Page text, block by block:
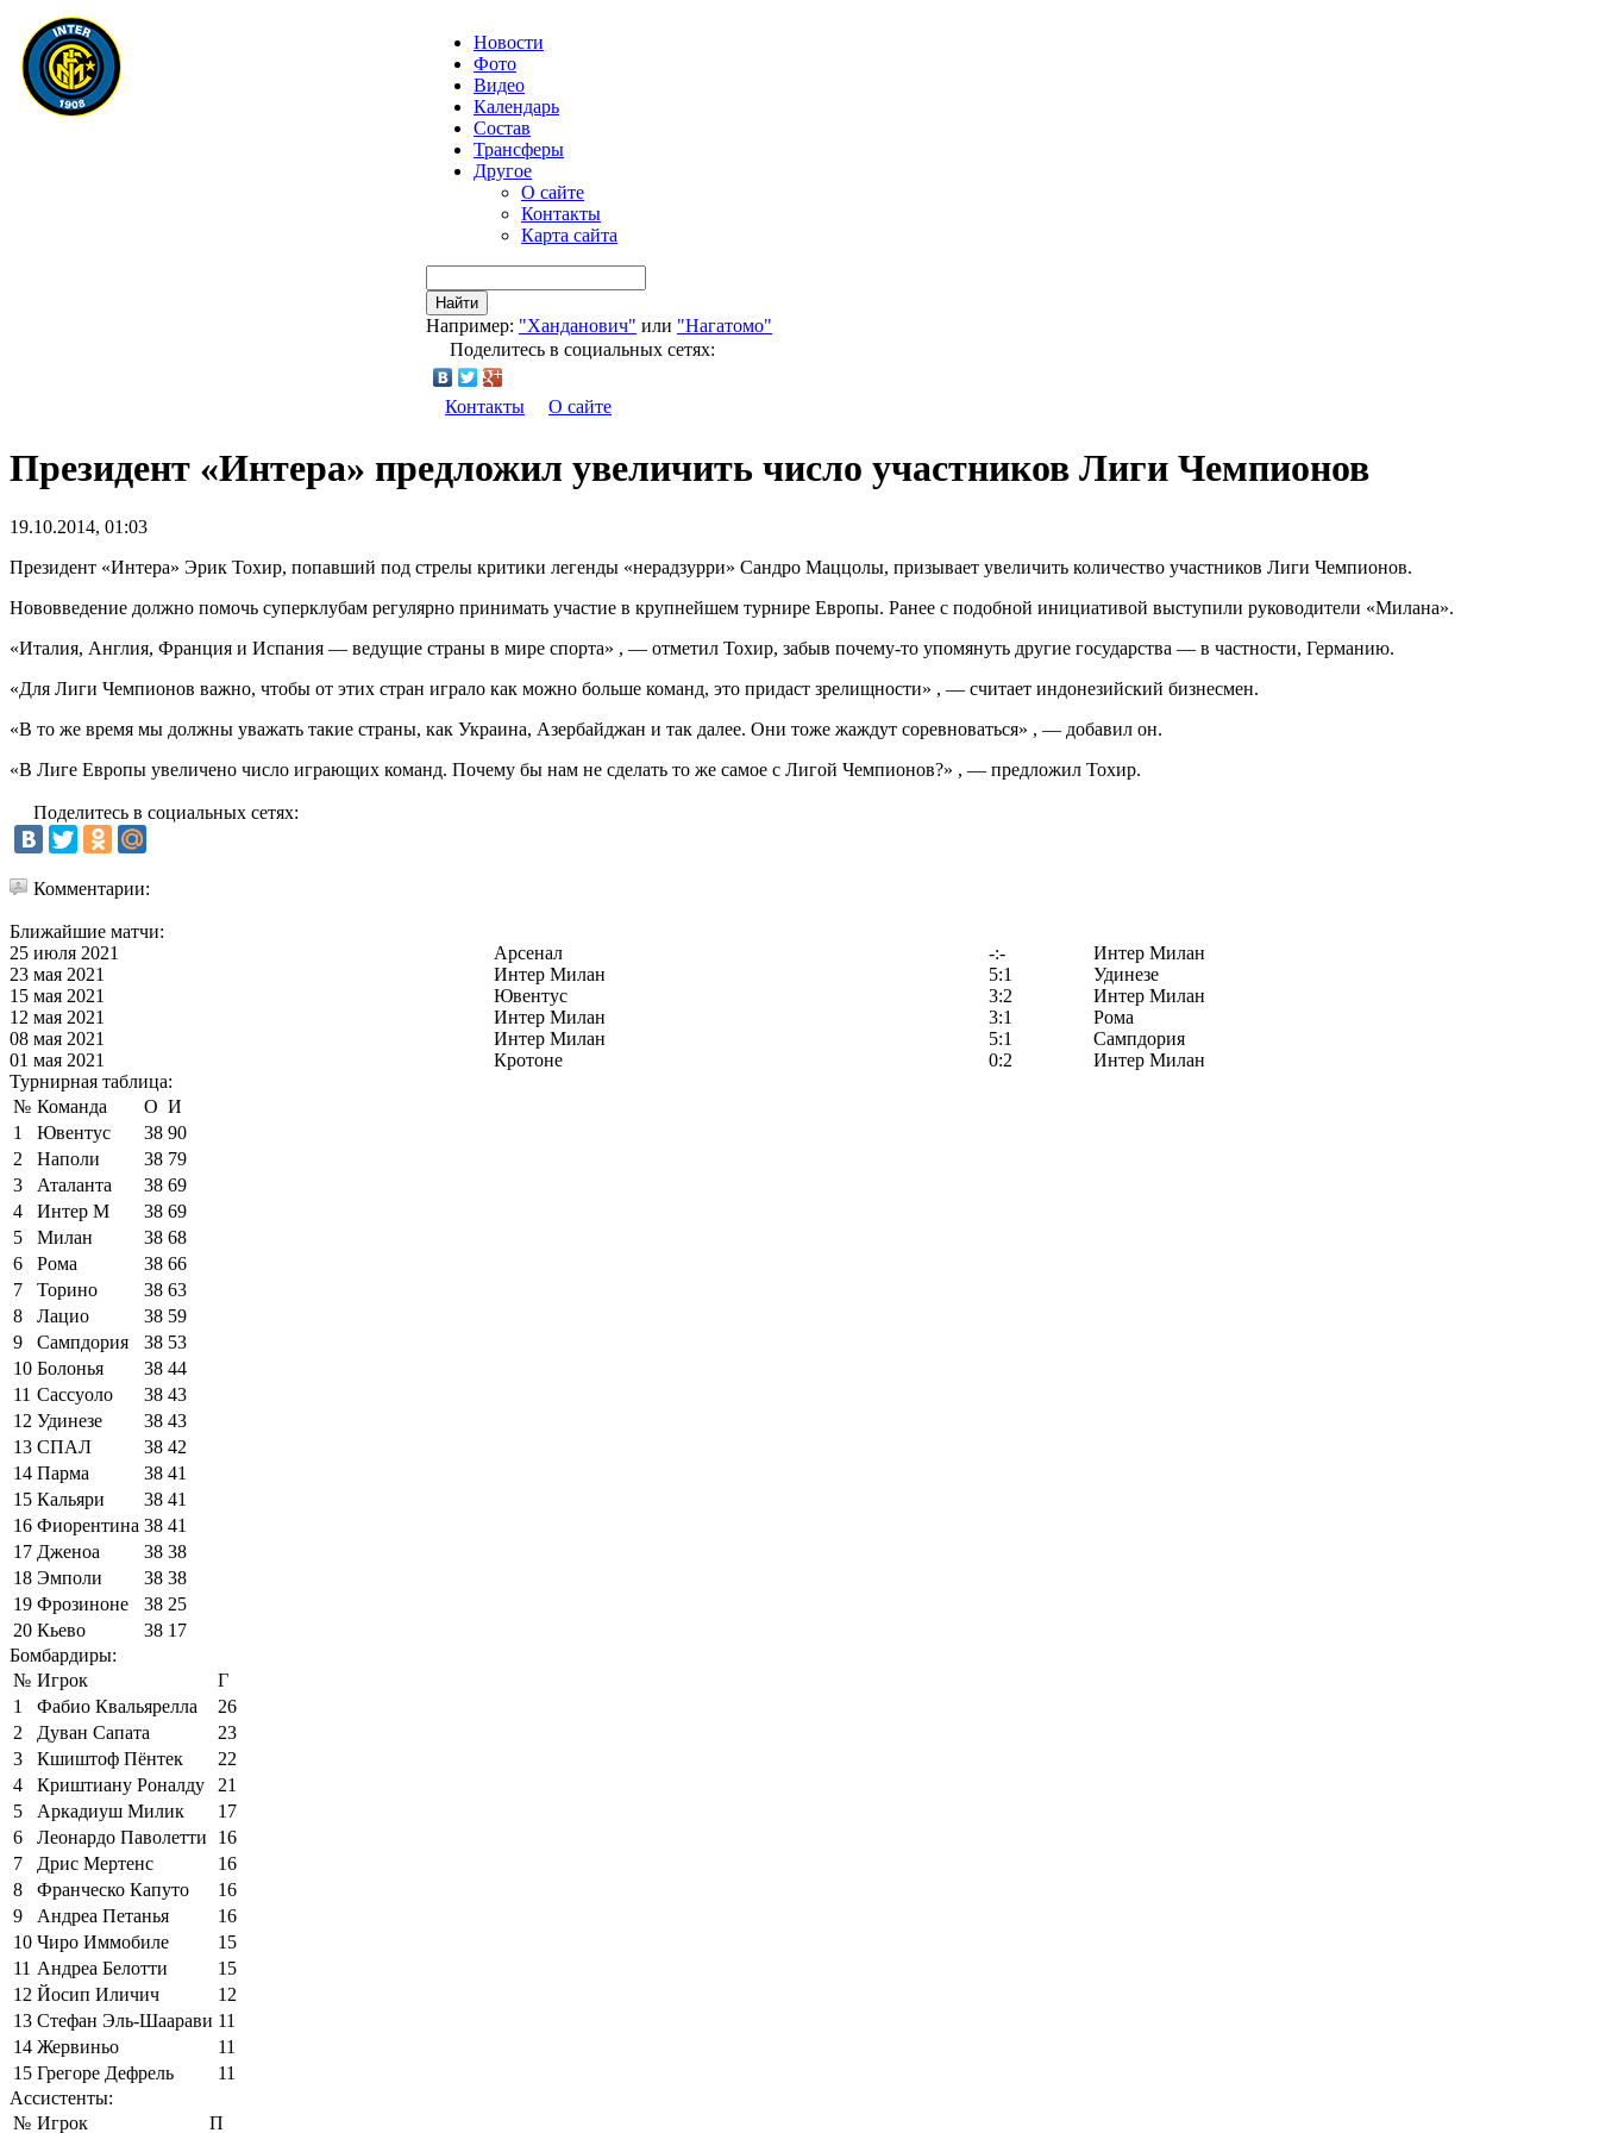
Новости
Фото
Видео
Календарь
Состав
Трансферы
Другое
О сайте
Контакты
Карта сайта
Найти
Например: "Ханданович" или "Нагатомо"
Поделитесь в социальных сетях:
Контакты О сайте
Президент «Интера» предложил увеличить число участников Лиги Чемпионов
19.10.2014, 01:03
Президент «Интера» Эрик Тохир, попавший под стрелы критики легенды «нерадзурри» Сандро Маццолы, призывает увеличить количество участников Лиги Чемпионов.
Нововведение должно помочь суперклубам регулярно принимать участие в крупнейшем турнире Европы. Ранее с подобной инициативой выступили руководители «Милана».
«Италия, Англия, Франция и Испания — ведущие страны в мире спорта» , — отметил Тохир, забыв почему-то упомянуть другие государства — в частности, Германию.
«Для Лиги Чемпионов важно, чтобы от этих стран играло как можно больше команд, это придаст зрелищности» , — считает индонезийский бизнесмен.
«В то же время мы должны уважать такие страны, как Украина, Азербайджан и так далее. Они тоже жаждут соревноваться» , — добавил он.
«В Лиге Европы увеличено число играющих команд. Почему бы нам не сделать то же самое с Лигой Чемпионов?» , — предложил Тохир.
Поделитесь в социальных сетях:
Комментарии:
Ближайшие матчи:
25 июля 2021
Арсенал -:-
Интер Милан
23 мая 2021
Интер Милан 5:1
Удинезе
15 мая 2021
Ювентус 3:2
Интер Милан
12 мая 2021
Интер Милан 3:1
Рома
08 мая 2021
Интер Милан 5:1
Сампдория
01 мая 2021
Кротоне 0:2
Интер Милан
Турнирная таблица:
№ Команда О И
1
Ювентус 38 90
2
Наполи 38 79
3
Аталанта 38 69
4
Интер М 38 69
5
Милан 38 68
6
Рома 38 66
7
Торино 38 63
8
Лацио 38 59
9
Сампдория 38 53
10 Болонья 38 44
11 Сассуоло 38 43
12 Удинезе 38 43
13 СПАЛ 38 42
14 Парма 38 41
15 Кальяри 38 41
16 Фиорентина 38 41
17 Дженоа 38 38
18 Эмполи 38 38
19 Фрозиноне 38 25
20 Кьево 38 17
Бомбардиры:
№ Игрок
Г
1
Фабио Квальярелла
26
2
Дуван Сапата
23
3
Кшиштоф Пёнтек
22
4
Криштиану Роналду
21
5
Аркадиуш Милик
17
6
Леонардо Паволетти
16
7
Дрис Мертенс
16
8
Франческо Капуто
16
9
Андреа Петанья
16
10 Чиро Иммобиле
15
11 Андреа Белотти
15
12 Йосип Иличич
12
13 Стефан Эль-Шаарави 11
14 Жервиньо
11
15 Грегоре Дефрель
11
Ассистенты:
№ Игрок
П